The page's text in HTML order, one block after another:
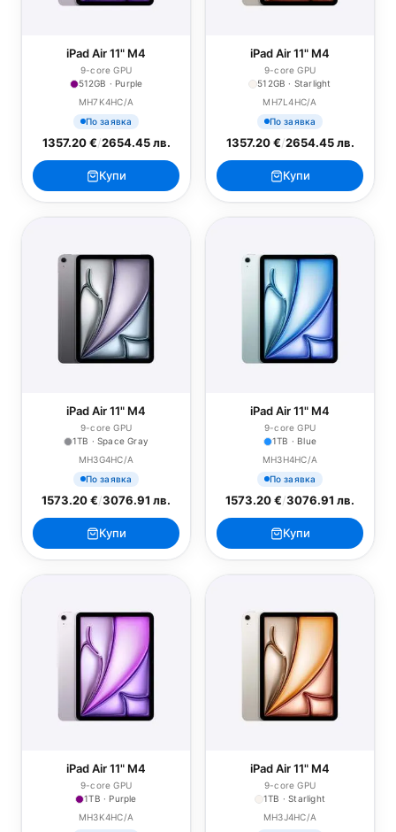
iPad Air 11" M4
9-core GPU
512GB · Purple
MH7K4HC/A
По заявка
1357.20 €/2654.45 лв.
Купи
iPad Air 11" M4
9-core GPU
512GB · Starlight
MH7L4HC/A
По заявка
1357.20 €/2654.45 лв.
Купи
iPad Air 11" M4
9-core GPU
1TB · Space Gray
MH3G4HC/A
По заявка
1573.20 €/3076.91 лв.
Купи
iPad Air 11" M4
9-core GPU
1TB · Blue
MH3H4HC/A
По заявка
1573.20 €/3076.91 лв.
Купи
iPad Air 11" M4
9-core GPU
1TB · Purple
MH3K4HC/A
iPad Air 11" M4
9-core GPU
1TB · Starlight
MH3J4HC/A